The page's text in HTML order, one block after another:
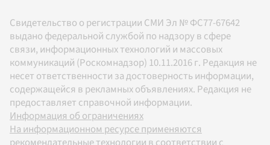
Свидетельство о регистрации СМИ Эл № ФС77-67642
выдано федеральной службой по надзору в сфере
связи, информационных технологий и массовых
коммуникаций (Роскомнадзор) 10.11.2016 г. Редакция не
несет ответственности за достоверность информации,
содержащейся в рекламных объявлениях. Редакция не
предоставляет справочной информации.
Информация об ограничениях
На информационном ресурсе применяются